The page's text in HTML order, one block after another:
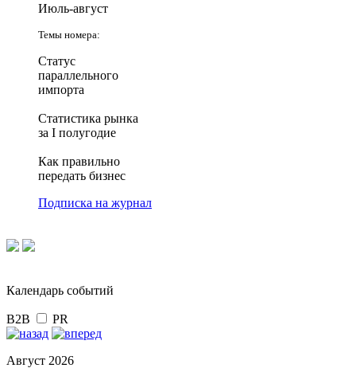
Июль-август
Темы номера:
Статус
параллельного
импорта
Статистика рынка
за I полугодие
Как правильно
передать бизнес
Подписка на журнал
Календарь событий
B2B PR
Август 2026